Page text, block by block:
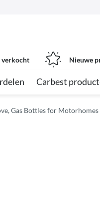
verkocht Nieuwe
Carbest
Gas Bottles for